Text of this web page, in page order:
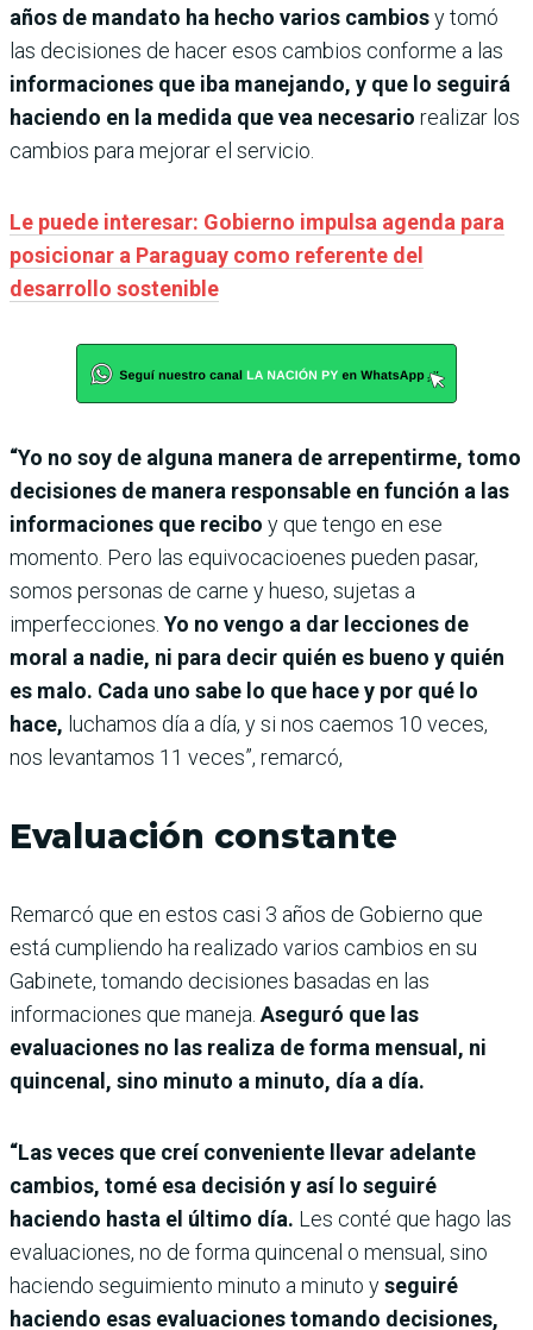
años de mandato ha hecho varios cambiosy tomó
las decisiones de hacer esos cambios conforme a las
informaciones que iba manejando, y que lo seguirá
haciendo en la medida que vea necesario realizar los
cambios para mejorar el servicio.
Le puede interesar: Gobierno impulsa agenda para
posicionar a Paraguay como referente del
desarrollo sostenible
“Yo no soy de alguna manera de arrepentirme, tomo
decisiones de manera responsable en función a las
informaciones que recibo y que tengo en ese
momento. Pero las equivocacioenes pueden pasar,
somos personas de carne y hueso, sujetas a
imperfecciones. Yo no vengo a dar lecciones de
moral a nadie, ni para decir quién es bueno y quién
es malo. Cada uno sabe lo que hace y por qué lo
hace, luchamos día a día, y si nos caemos 10 veces,
nos levantamos 11 veces”, remarcó,
Evaluación constante
Remarcó que en estos casi 3 años de Gobierno que
está cumpliendo ha realizado varios cambios en su
Gabinete, tomando decisiones basadas en las
informaciones que maneja. Aseguró que las
evaluaciones no las realiza de forma mensual, ni
quincenal, sino minuto a minuto, día a día.
“Las veces que creí conveniente llevar adelante
cambios, tomé esa decisión y así lo seguiré
haciendo hasta el último día. Les conté que hago las
evaluaciones, no de forma quincenal o mensual, sino
haciendo seguimiento minuto a minuto yseguiré
haciendo esas evaluaciones tomando decisiones,